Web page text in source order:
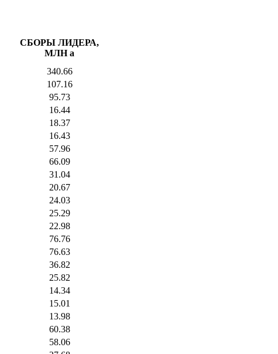
СБОРЫ ЛИДЕРА,
МЛНa
340.66
107.16
95.73
16.44
18.37
16.43
57.96
66.09
31.04
20.67
24.03
25.29
22.98
76.76
76.63
36.82
25.82
14.34
15.01
13.98
60.38
58.06